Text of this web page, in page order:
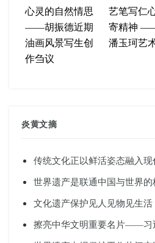
心灵的自然情思
——胡振德近期
油画风景写生创
作刍议
艺笔写仁
寄精神
潘玉珂艺
炎黄文摘
传统文化正以鲜活姿态融入
世界遗产是联通中国与世界的
文化遗产保护见人见物见生活
擦亮中华文明重要名片——习